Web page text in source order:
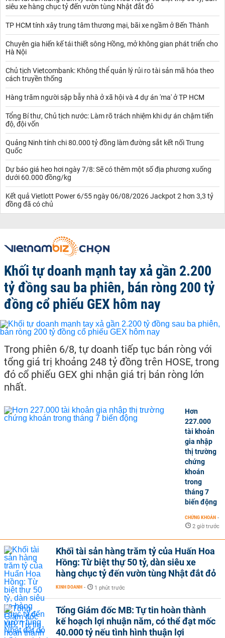
và các ngành thực phẩm cũng như chăn nuôi gia súc, gia cầm.
Mỹ và Brazil là những thị trường cung cấp nguồn đậu tương nhập
khẩu lớn nhất cho Việt Nam.
Thị trường Việt Nam hiện nay đang khá phụ thuộc vào việc nhập
khẩu dàu thực vật thô và tinh luyện để đáp ứng nhu cầu sử dụng
Dù các nhà máy ép dầu thương mại đã gia tăng công suất song
Việt Nam vẫn phải nhập khẩu khoảng 812.000 tấn dầu tinh luyện
để đáp ứng nhu cầu sử dụng trong nước.
Tuy sản lượng nhập khẩu lớn nhưng sản lượng xất khẩu dầu thực
vật và mỡ động vật của Việt Nam cũng tăng mạnh mẽ, đặc biệt là
dầu cọ và dầu đậu tương tinh luyện.
Dầu – hạt nhập khẩu dùng để làm gì?
Khoảng 80% dầu, hạt nhập khẩu dùng để ép dầu, 20% còn lại
được dùng làm nguyên liệu chế biến thực phẩm cho con người và
Sản lượng sản xuất được trong nước chủ yếu phục vụ ngành chế
biện đậu phụ và sữa đậu nành với những cơ sở sản xuất quy mô
vừa và nhỏ. Đậu – hạt từ đậu tương vẫn là nguồn nguyên liệu
chính để phục vụ các nhà máy ép dầu trong và ngoài nước.
Nhiều người Việt Nam hiện nay quan tâm tới sức khỏe, tim mạch
trường nagfy một lớn.
VietnamBiz tổng hợp từ các cơ quan báo chí chính thống và uy tín
trong nước thông tin về thị trường dầu – hạt trên thế giới, các hoạt
động xuất khẩu và nhập khẩu tại thị trường Việt Nam.
Các thông tin liên quan
dầu hạt
nho, hướng dương, cải từ các
quốc gia như Nhật Bản, Trung Quốc hay các loại tinh dầu cọ
Malaysia, Indonesia trên sàn giao dịch quốc tế.
Tổng quan tinh dầu hạt cọ, hướng dương Malaysia,
Indonesia
Indonesia đang phản ứng với dư luận quốc tế về chính sách
siêu xe hàng chục tỷ đến vườn tùng Nhật đắt đỏ
TP HCM tính xây trung tâm thương mại, bãi xe ngầm ở Bến Thành
Chuyên gia hiến kế tái thiết sông Hồng, mở không gian phát triển cho
Hà Nội
Chủ tịch Vietcombank: Không thể quản lý rủi ro tài sản mã hóa theo
cách truyền thống
Hàng trăm người sập bẫy nhà ở xã hội và 4 dự án 'ma' ở TP HCM
Tổng Bí thư, Chủ tịch nước: Làm rõ trách nhiệm khi dự án chậm tiến
độ, đội vốn
Quảng Ninh tính chi 80.000 tỷ đồng làm đường sắt kết nối Trung
Quốc
Dự báo giá heo hơi ngày 7/8: Sẽ có thêm một số địa phương xuống
dưới 60.000 đồng/kg
Kết quả Vietlott Power 6/55 ngày 06/08/2026 Jackpot 2 hơn 3,3 tỷ
đồng đã có chủ
Khối tự doanh mạnh tay xả gần 2.200
tỷ đồng sau ba phiên, bán ròng 200 tỷ
đồng cổ phiếu GEX hôm nay
Trong phiên 6/8, tự doanh tiếp tục bán ròng với
tổng giá trị khoảng 248 tỷ đồng trên HOSE, trong
đó cổ phiếu GEX ghi nhận giá trị bán ròng lớn
nhất.
Hơn
227.000
tài khoản
gia nhập
thị trường
chứng
khoán
trong
tháng 7
biến động
CHỨNG KHOÁN -
2 giờ trước
Khối tài sản hàng trăm tỷ của Huấn Hoa
Hồng: Từ biệt thự 50 tỷ, dàn siêu xe
hàng chục tỷ đến vườn tùng Nhật đắt đỏ
KINH DOANH - 1 phút trước
Tổng Giám đốc MB: Tự tin hoàn thành
kế hoạch lợi nhuận năm, có thể đạt mốc
40.000 tỷ nếu tình hình thuận lợi